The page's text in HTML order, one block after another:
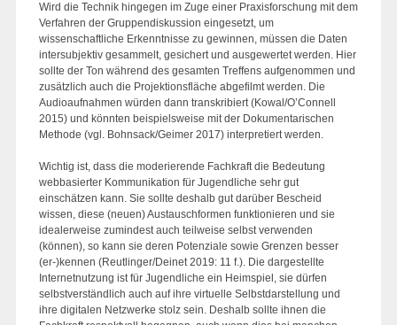
Wird die Technik hingegen im Zuge einer Praxisforschung mit dem
Verfahren der Gruppendiskussion eingesetzt, um
wissenschaftliche Erkenntnisse zu gewinnen, müssen die Daten
intersubjektiv gesammelt, gesichert und ausgewertet werden. Hier
sollte der Ton während des gesamten Treffens aufgenommen und
zusätzlich auch die Projektionsfläche abgefilmt werden. Die
Audioaufnahmen würden dann transkribiert (Kowal/O’Connell
2015) und könnten beispielsweise mit der Dokumentarischen
Methode (vgl. Bohnsack/Geimer 2017) interpretiert werden.
Wichtig ist, dass die moderierende Fachkraft die Bedeutung
webbasierter Kommunikation für Jugendliche sehr gut
einschätzen kann. Sie sollte deshalb gut darüber Bescheid
wissen, diese (neuen) Austauschformen funktionieren und sie
idealerweise zumindest auch teilweise selbst verwenden
(können), so kann sie deren Potenziale sowie Grenzen besser
(er-)kennen (Reutlinger/Deinet 2019: 11 f.). Die dargestellte
Internetnutzung ist für Jugendliche ein Heimspiel, sie dürfen
selbstverständlich auch auf ihre virtuelle Selbstdarstellung und
ihre digitalen Netzwerke stolz sein. Deshalb sollte ihnen die